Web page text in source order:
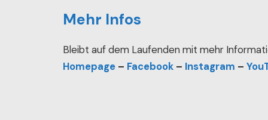
Mehr Infos
Bleibt auf dem Laufenden mit mehr
Homepage – Facebook – Instagram –